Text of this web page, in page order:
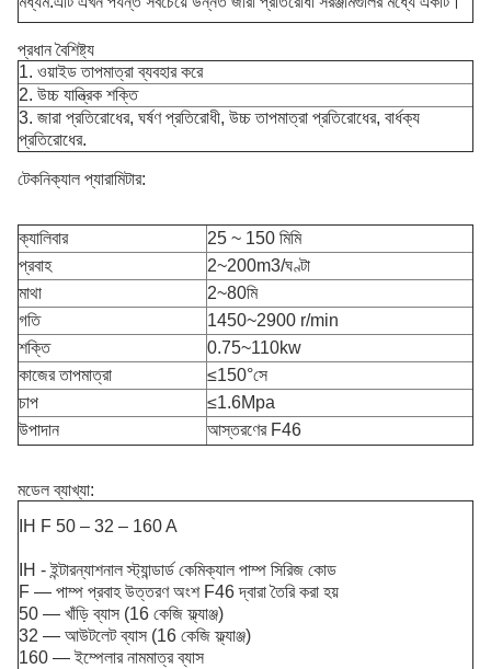
প্রধান বৈশিষ্ট্য
1. ওয়াইড তাপমাত্রা ব্যবহার করে
2. উচ্চ যান্ত্রিক শক্তি
3. জারা প্রতিরোধের, ঘর্ষণ প্রতিরোধী, উচ্চ তাপমাত্রা প্রতিরোধের, বার্ধক্য
প্রতিরোধের.
টেকনিক্যাল প্যারামিটার:
ক্যালিবার
25 ~ 150 মিমি
প্রবাহ
2~200m3/ঘণ্টা
মাথা
2~80মি
গতি
1450~2900 r/min
শক্তি
0.75~110kw
কাজের তাপমাত্রা
≤150°সে
চাপ
≤1.6Mpa
উপাদান
আস্তরণের F46
মডেল ব্যাখ্যা:
IH F 50 – 32 – 160 A
IH - ইন্টারন্যাশনাল স্ট্যান্ডার্ড কেমিক্যাল পাম্প সিরিজ কোড
F — পাম্প প্রবাহ উত্তরণ অংশ F46 দ্বারা তৈরি করা হয়
50 — খাঁড়ি ব্যাস (16 কেজি ফ্ল্যাঞ্জ)
32 — আউটলেট ব্যাস (16 কেজি ফ্ল্যাঞ্জ)
160 — ইম্পেলার নামমাত্র ব্যাস